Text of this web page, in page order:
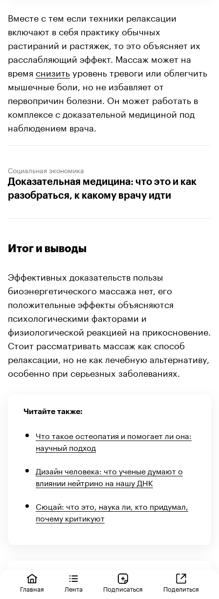
Вместе с тем если техники релаксации
включают в себя практику обычных
растираний и растяжек, то это объясняет их
расслабляющий эффект. Массаж может на
время снизитьуровень тревоги или облегчить
мышечные боли, но не избавляет от
первопричин болезни. Он может работать в
комплексе с доказательной медициной под
наблюдением врача.
Социальная экономика
Доказательная медицина: что это и как
разобраться, к какому врачу идти
Итог и выводы
Эффективных доказательств пользы
биоэнергетического массажа нет, его
положительные эффекты объясняются
психологическими факторами и
физиологической реакцией на прикосновение.
Стоит рассматривать массаж как способ
релаксации, но не как лечебную альтернативу,
особенно при серьезных заболеваниях.
Читайте также:
Что такое остеопатия и помогает ли она:
научный подход
Дизайн человека: что ученые думают о
влиянии нейтрино на нашу ДНК
Сюцай: что это, наука ли, кто придумал,
почему критикуют
➤ Подписывайтесь на
телеграм-канал «РБК
Трендов»
— будьте в курсе последних
Главная Лента Подписаться Поделиться